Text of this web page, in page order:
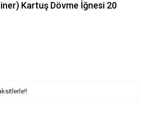
Kartuş Dövme İğnesi 20